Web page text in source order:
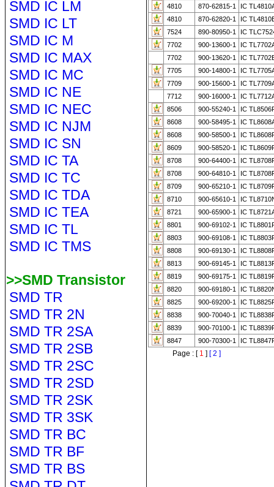
SMD IC LM
SMD IC LT
SMD IC M
SMD IC MAX
SMD IC MC
SMD IC NE
SMD IC NEC
SMD IC NJM
SMD IC SN
SMD IC TA
SMD IC TC
SMD IC TDA
SMD IC TEA
SMD IC TL
SMD IC TMS
>>SMD Transistor
SMD TR
SMD TR 2N
SMD TR 2SA
SMD TR 2SB
SMD TR 2SC
SMD TR 2SD
SMD TR 2SK
SMD TR 3SK
SMD TR BC
SMD TR BF
SMD TR BS
4810
870-62815-1
IC
4810
870-62820-1
IC
7524
890-80950-1
IC
7702
900-13600-1
IC
7702
900-13620-1
IC
7705
900-14800-1
IC
7709
900-15600-1
IC
7712
900-16000-1
IC
8506
900-55240-1
IC
8608
900-58495-1
IC
8608
900-58500-1
IC
8609
900-58520-1
IC
8708
900-64400-1
IC
8708
900-64810-1
IC
8709
900-65210-1
IC
8710
900-65610-1
IC
8721
900-65900-1
IC
8801
900-69102-1
IC
8803
900-69108-1
IC
8808
900-69130-1
IC
8813
900-69145-1
IC
8819
900-69175-1
IC
8820
900-69180-1
IC
8825
900-69200-1
IC
8838
900-70040-1
IC
8839
900-70100-1
IC
8847
900-70300-1 IC
Page : [1 ] [ 2 ]